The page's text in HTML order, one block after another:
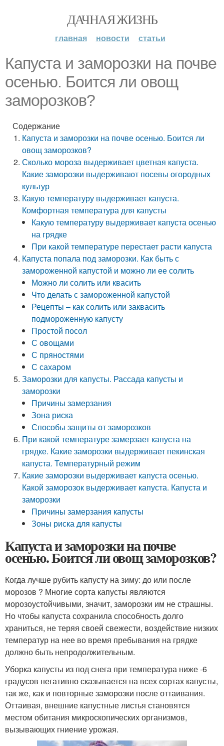
ДАЧНАЯ ЖИЗНЬ
главная новости статьи
Капуста и заморозки на почве
осенью. Боится ли овощ
заморозков?
Содержание
Капуста и заморозки на почве осенью. Боится ли
овощ заморозков?
Сколько мороза выдерживает цветная капуста.
Какие заморозки выдерживают посевы огородных
культур
Какую температуру выдерживает капуста.
Комфортная температура для капусты
Какую температуру выдерживает капуста осенью
на грядке
При какой температуре перестает расти капуста
Капуста попала под заморозки. Как быть с
замороженной капустой и можно ли ее солить
Можно ли солить или квасить
Что делать с замороженной капустой
Рецепты – как солить или заквасить
подмороженную капусту
Простой посол
С овощами
С пряностями
С сахаром
Заморозки для капусты. Рассада капусты и
заморозки
Причины замерзания
Зона риска
Способы защиты от заморозков
При какой температуре замерзает капуста на
грядке. Какие заморозки выдерживает пекинская
капуста. Температурный режим
Какие заморозки выдерживает капуста осенью.
Какой заморозок выдерживает капуста. Капуста и
заморозки
Причины замерзания капусты
Зоны риска для капусты
Капуста и заморозки на почве
осенью. Боится ли овощ заморозков?
Когда лучше рубить капусту на зиму: до или после
морозов ? Многие сорта капусты являются
морозоустойчивыми, значит, заморозки им не страшны.
Но чтобы капуста сохранила способность долго
храниться, не теряя своей свежести, воздействие низких
температур на нее во время пребывания на грядке
должно быть непродолжительным.
Уборка капусты из под снега при температура ниже -6
градусов негативно сказывается на всех сортах капусты,
так же, как и повторные заморозки после оттаивания.
Оттаивая, внешние капустные листья становятся
местом обитания микроскопических организмов,
вызывающих гниение урожая.